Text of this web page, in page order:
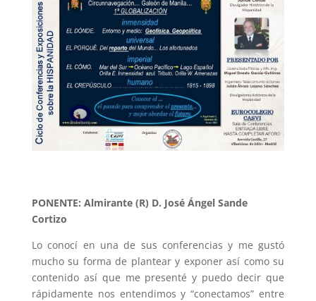
PONENTE: Almirante (R) D. José Ángel Sande
Cortizo
Lo conocí en una de sus conferencias y me gustó
mucho su forma de plantear y exponer así como su
contenido así que me presenté y puedo decir que
rápidamente nos entendimos y “conectamos” entre